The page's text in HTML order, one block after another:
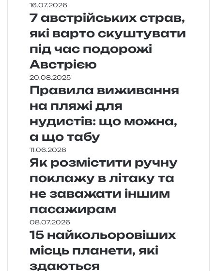
16.07.2026
7 австрійських страв,
які варто скуштувати
під час подорожі
Австрією
20.08.2025
Правила виживання
на пляжі для
нудистів: що можна,
а що табу
11.06.2026
Як розмістити ручну
поклажу в літаку та
не заважати іншим
пасажирам
08.07.2026
15 найкольоровіших
місць планети, які
здаються